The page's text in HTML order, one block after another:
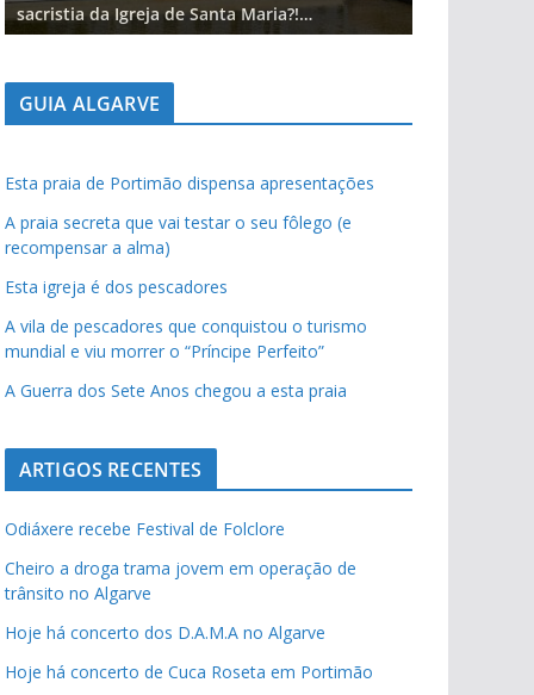
sacristia da Igreja de Santa Maria?!…
GUIA ALGARVE
Esta praia de Portimão dispensa apresentações
A praia secreta que vai testar o seu fôlego (e
recompensar a alma)
Esta igreja é dos pescadores
A vila de pescadores que conquistou o turismo
mundial e viu morrer o “Príncipe Perfeito”
A Guerra dos Sete Anos chegou a esta praia
ARTIGOS RECENTES
Odiáxere recebe Festival de Folclore
Cheiro a droga trama jovem em operação de
trânsito no Algarve
Hoje há concerto dos D.A.M.A no Algarve
Hoje há concerto de Cuca Roseta em Portimão